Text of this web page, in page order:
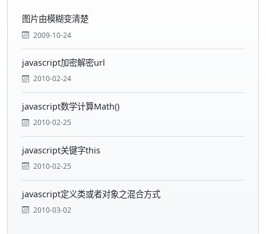
图片由模糊变清楚
2009-10-24
javascript加密解密url
2010-02-24
javascript数学计算Math()
2010-02-25
javascript关键字this
2010-02-25
javascript定义类或者对象之混合方式
2010-03-02